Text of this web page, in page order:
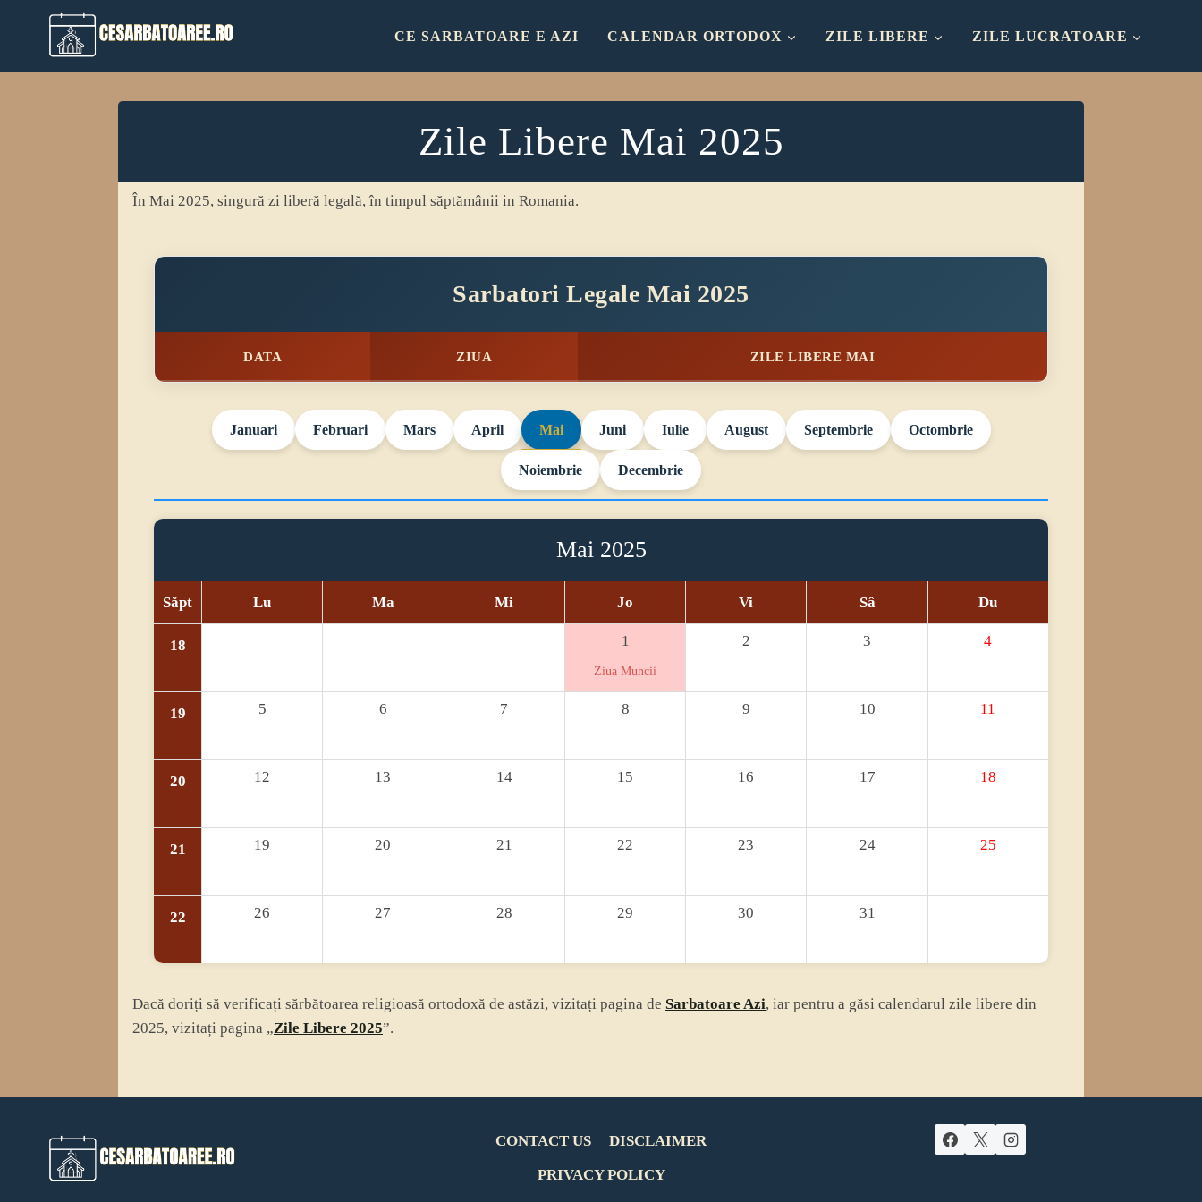
CE SARBATOARE E AZI CALENDAR ORTODOX ZILE LIBERE ZILE LUCRATOARE
Zile Libere Mai 2025
În Mai 2025, singură zi liberă legală, în timpul săptămânii in Romania.
Sarbatori Legale Mai 2025
DATA ZIUA ZILE LIBERE MAI
Januari Februari Mars April Mai Juni Iulie August Septembrie Octombrie
Noiembrie Decembrie
Mai 2025
Săpt Lu Ma Mi Jo Vi Sâ Du
18 1
Ziua Muncii
2 3 4
19 5 6 7 8 9 10 11
20 12 13 14 15 16 17 18
21 19 20 21 22 23 24 25
22 26 27 28 29 30 31
Dacă doriți să verificați sărbătoarea religioasă ortodoxă de astăzi, vizitați pagina de Sarbatoare Azi, iar pentru a găsi calendarul zile libere din
2025, vizitați pagina „Zile Libere 2025”.
CONTACT US
DISCLAIMER
PRIVACY POLICY